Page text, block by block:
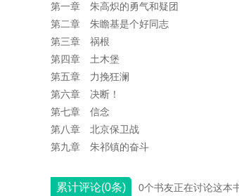
第一章 朱高炽的勇气和疑团
第二章 朱瞻基是个好同志
第三章 祸根
第四章 土木堡
第五章 力挽狂澜
第六章 决断！
第七章 信念
第八章 北京保卫战
第九章 朱祁镇的奋斗
累计评论(0条) 0个书友正在讨论这本